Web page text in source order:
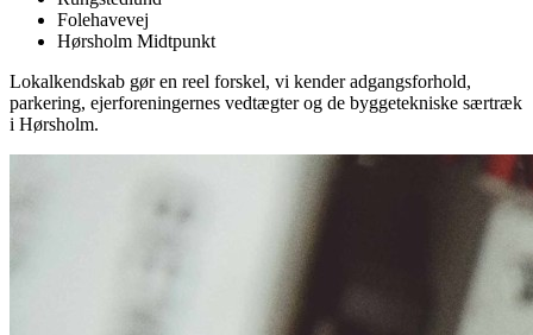
Folehavevej
Hørsholm Midtpunkt
Lokalkendskab gør en reel forskel, vi kender adgangsforhold,
parkering, ejerforeningernes vedtægter og de byggetekniske særtræk
i Hørsholm.